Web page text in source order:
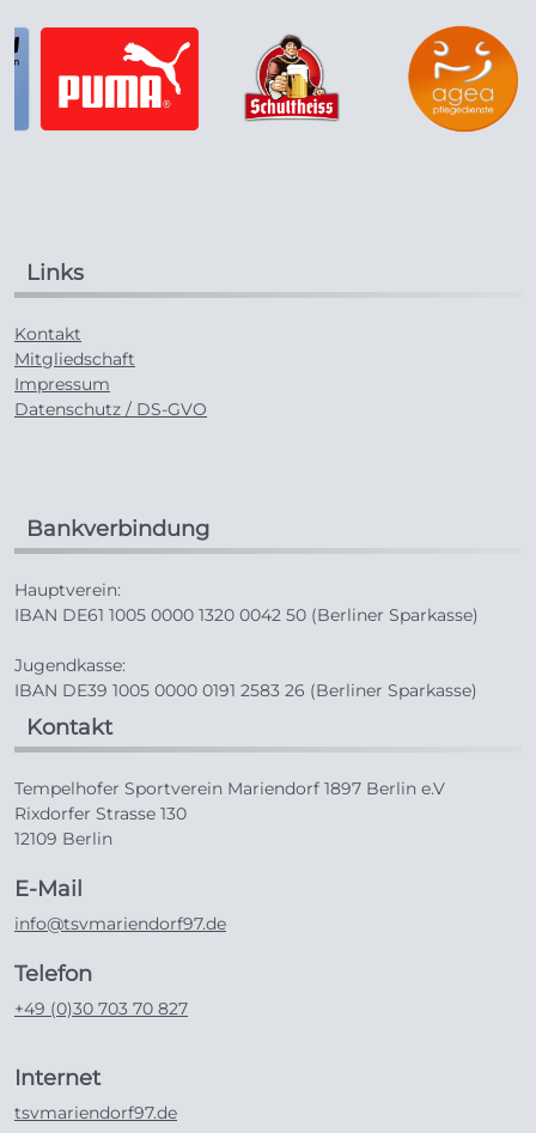
Links
Kontakt
Mitgliedschaft
Impressum
Datenschutz / DS-GVO
Bankverbindung
Hauptverein:
IBAN DE61 1005 0000 1320 0042 50 (Berliner Sparkasse)
Jugendkasse:
IBAN DE39 1005 0000 0191 2583 26 (Berliner Sparkasse)
Kontakt
Tempelhofer Sportverein Mariendorf 1897 Berlin e.V
Rixdorfer Strasse 130
12109 Berlin
E-Mail
info@tsvmariendorf97.de
Telefon
+49 (0)30 703 70 827
Internet
tsvmariendorf97.de